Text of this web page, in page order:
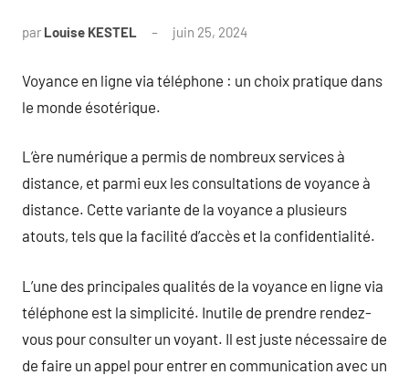
par Louise KESTEL juin 25, 2024
Voyance en ligne via téléphone : un choix pratique dans
le monde ésotérique.
L’ère numérique a permis de nombreux services à
distance, et parmi eux les consultations de voyance à
distance. Cette variante de la voyance a plusieurs
atouts, tels que la facilité d’accès et la confidentialité.
L’une des principales qualités de la voyance en ligne via
téléphone est la simplicité. Inutile de prendre rendez-
vous pour consulter un voyant. Il est juste nécessaire de
de faire un appel pour entrer en communication avec un